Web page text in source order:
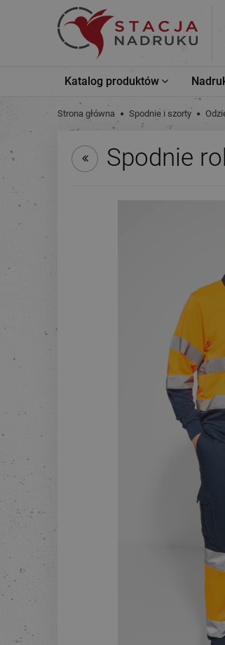
Katalog produktów
Strona główna Spodnie i szorty
Spodnie